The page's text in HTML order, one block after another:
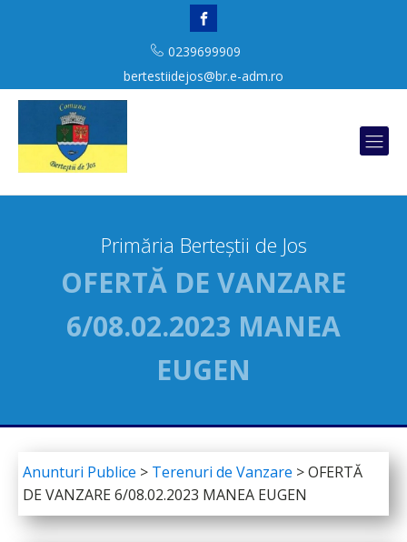
0239699909
bertestiidejos@br.e-adm.ro
Primăria Berteștii de Jos
OFERTĂ DE VANZARE
6/08.02.2023 MANEA
EUGEN
Anunturi Publice > Terenuri de Vanzare >OFERTĂ
DE VANZARE 6/08.02.2023 MANEA EUGEN